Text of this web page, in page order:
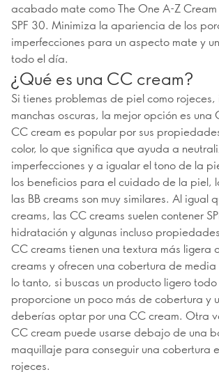
acabado mate como The One A-Z
SPF 30. Minimiza la apariencia de los
imperfecciones para un aspecto mate y
todo el día.
¿Qué es una CC cream?
Si tienes problemas de piel como
manchas oscuras, la mejor opción es una
CC cream es popular por sus
color, lo que significa que ayuda a
imperfecciones y a igualar el tono de la
los beneficios para el cuidado de la piel,
las BB creams son muy similares. Al igual
creams, las CC creams suelen contener
hidratación y algunas incluso
CC creams tienen una textura más ligera
creams y ofrecen una cobertura de
lo tanto, si buscas un producto ligero
proporcione un poco más de cobertura y
deberías optar por una CC cream. Otra
CC cream puede usarse debajo de una
maquillaje para conseguir una cobertura
rojeces.